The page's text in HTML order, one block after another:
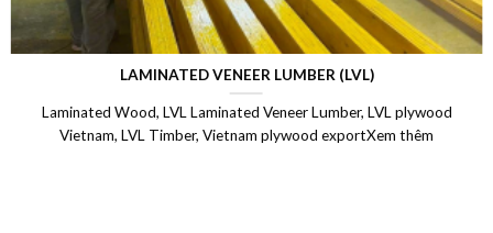
LAMINATED VENEER LUMBER (LVL)
Laminated Wood, LVL Laminated Veneer Lumber, LVL plywood
Vietnam, LVL Timber, Vietnam plywood exportXem thêm